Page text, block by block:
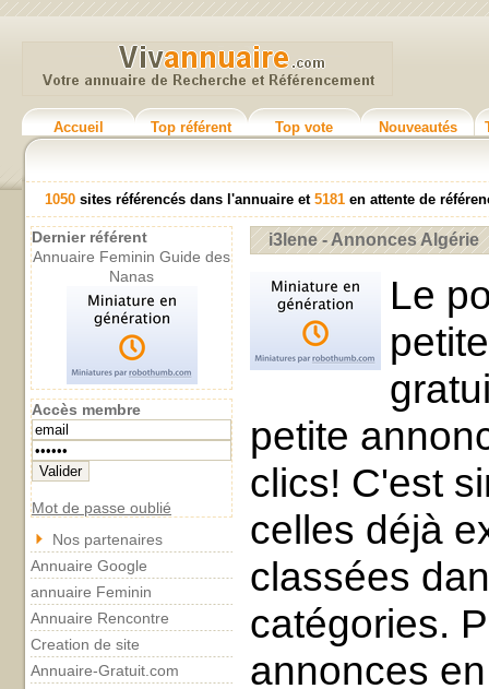
Accueil Top référent Top vote Nouveautés
1050 sites référencés dans l'annuaire et 5181 en attente de
Dernier référent
Annuaire Feminin Guide des
Nanas
Accès membre
Mot de passe oublié
Nos partenaires
Annuaire Google
annuaire Feminin
Annuaire Rencontre
Creation de site
Annuaire-Gratuit.com
i3lene - Annonces Algérie
Le
petite
clics! C'est
celles déjà
classées
catégories.
annonces